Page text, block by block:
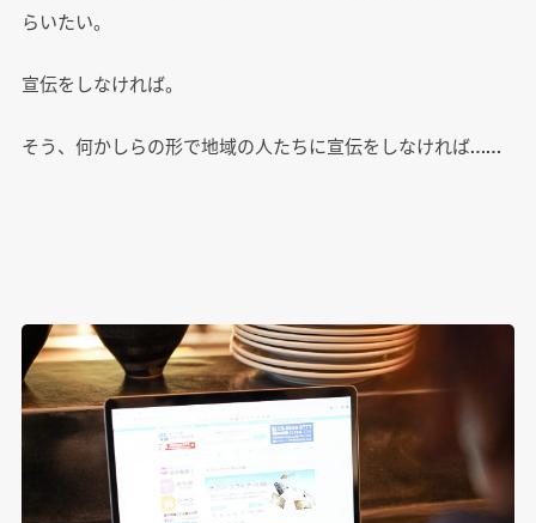
らいたい。
宣伝をしなければ。
そう、何かしらの形で地域の人たちに宣伝をしなければ……